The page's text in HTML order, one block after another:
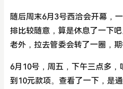
随后周末6月3号西洽会开幕，
排比较随意，算是休息了一下
老外，拉去管委会转了一圈，期
6月10号，周五，下午三点多
到10元款项。查看了一下，是